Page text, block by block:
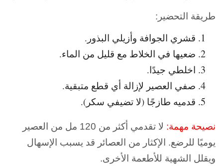
طريقة التحضير:
قشري الجوافة وأزيلي البذور.
ضعيها في الخلاط مع قليل من الماء.
اخلطي جيدًا.
صفي العصير لإزالة أي قطع متبقية.
قدميه طازجًا (لا تضيفي سكر).
نصيحة مهمة:
لا تقدمي أكثر من 120 مل من العصير
يوميًا للرضع. الإكثار من العصائر قد يسبب الإسهال
ويقلل الشهية للأطعمة الأخرى.